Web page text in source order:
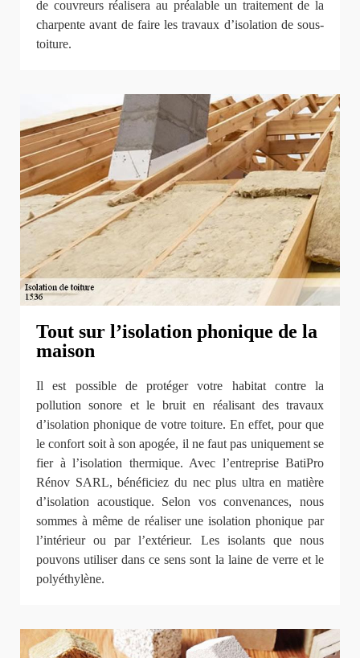
de couvreurs réalisera au préalable un traitement de la
charpente avant de faire les travaux d’isolation de sous-
toiture.
Tout sur l’isolation phonique de la
maison
Il est possible de protéger votre habitat contre la
pollution sonore et le bruit en réalisant des travaux
d’isolation phonique de votre toiture. En effet, pour que
le confort soit à son apogée, il ne faut pas uniquement se
fier à l’isolation thermique. Avec l’entreprise BatiPro
Rénov SARL, bénéficiez du nec plus ultra en matière
d’isolation acoustique. Selon vos convenances, nous
sommes à même de réaliser une isolation phonique par
l’intérieur ou par l’extérieur. Les isolants que nous
pouvons utiliser dans ce sens sont la laine de verre et le
polyéthylène.